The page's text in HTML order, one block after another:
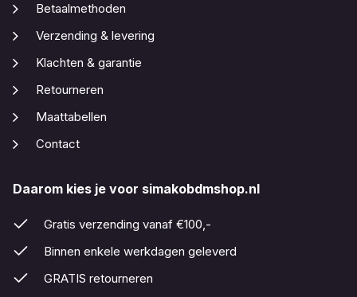
Betaalmethoden
Verzending & levering
Klachten & garantie
Retourneren
Maattabellen
Contact
Daarom kies je voor simakobdmshop.nl
Gratis verzending vanaf €100,-
Binnen enkele werkdagen geleverd
GRATIS retourneren